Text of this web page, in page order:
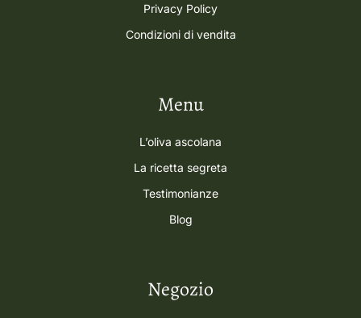
Privacy Policy
Condizioni di vendita
Menu
L’oliva ascolana
La ricetta segreta
Testimonianze
Blog
Negozio